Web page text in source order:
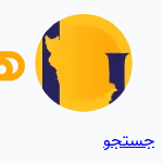
جستجو